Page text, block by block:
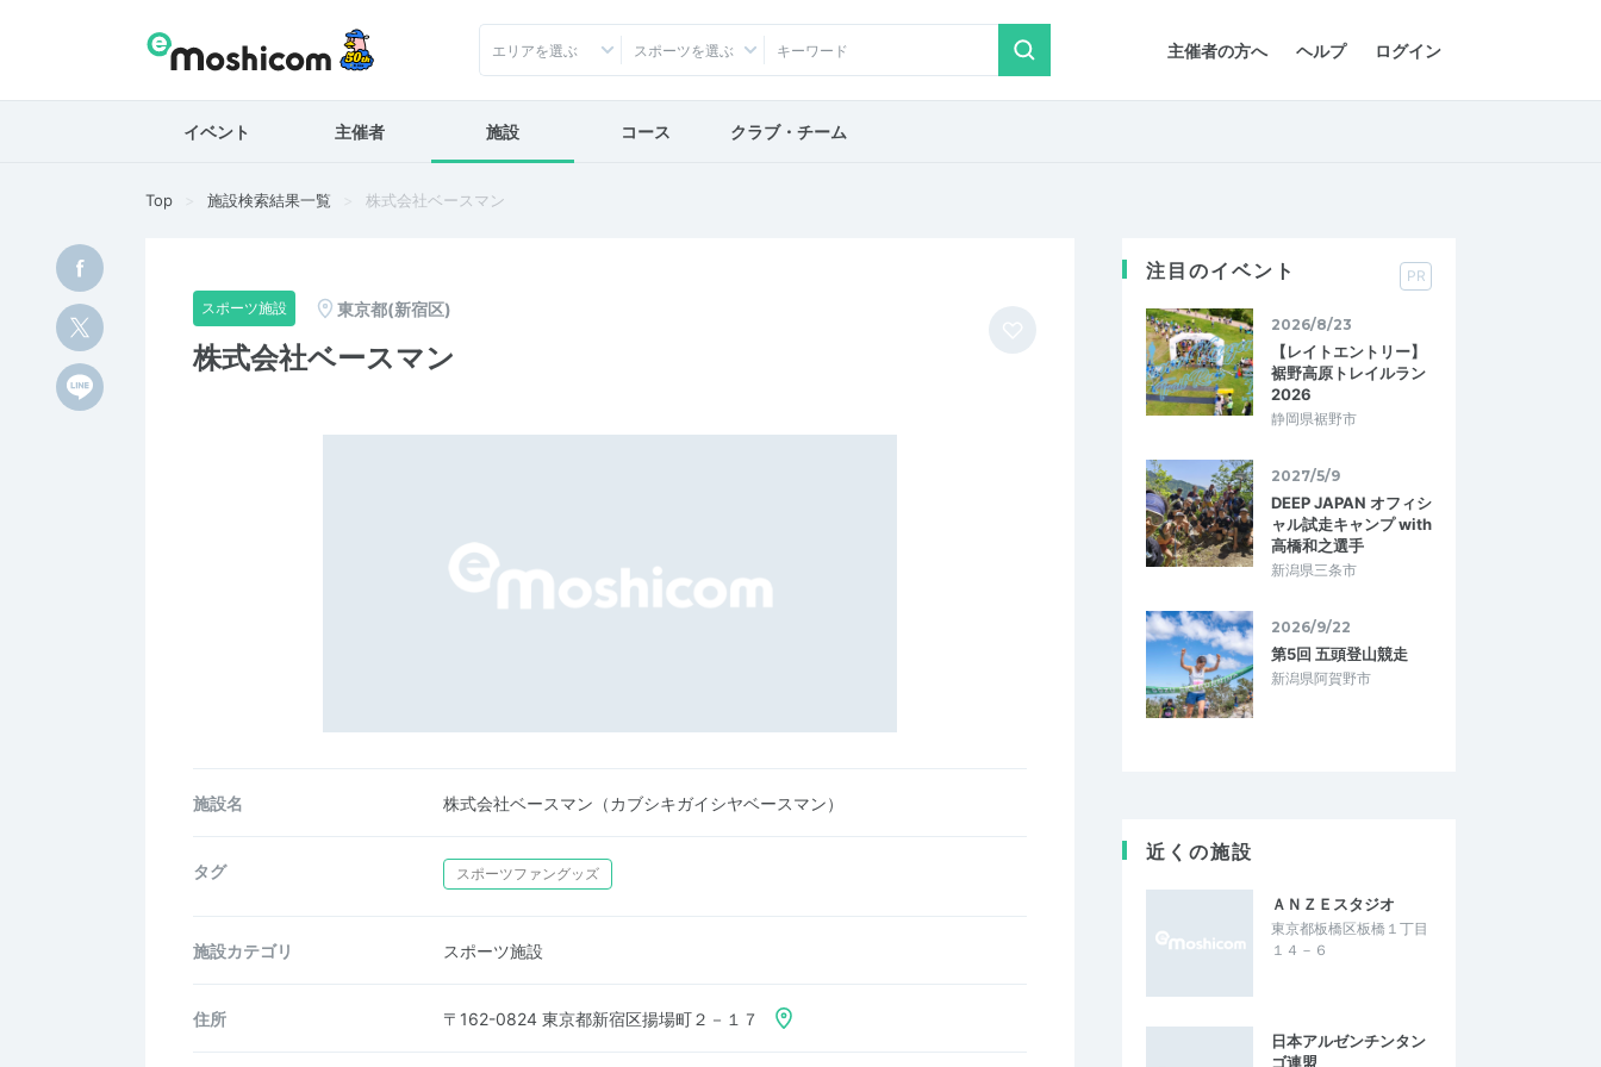
主催者の方へ ヘルプ ログイン
エリアを選ぶ スポーツを選ぶ
イベント 主催者 施設 コース クラブ・チーム
Top 施設検索結果一覧 株式会社ベースマン
スポーツ施設 東京都(新宿区)
株式会社ベースマン
施設名 株式会社ベースマン（カブシキガイシヤベースマン）
タグ スポーツファングッズ
施設カテゴリ スポーツ施設
住所 〒162-0824 東京都新宿区揚場町２－１７
注目のイベント PR
2026/8/23
【レイトエントリー】
裾野高原トレイルラン
2026
静岡県裾野市
2027/5/9
DEEP JAPAN オフィシ
ャル試走キャンプ with
高橋和之選手
新潟県三条市
2026/9/22
第5回 五頭登山競走
新潟県阿賀野市
近くの施設
ＡＮＺＥスタジオ
東京都板橋区板橋１丁目
１４－６
日本アルゼンチンタン
ゴ連盟